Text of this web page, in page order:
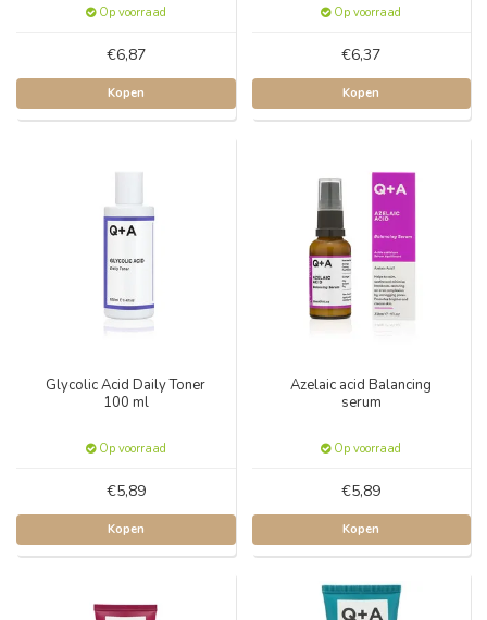
Op voorraad
€6,87
Kopen
Op voorraad
€6,37
Kopen
Glycolic Acid Daily Toner
100 ml
Op voorraad
€5,89
Kopen
Azelaic acid Balancing
serum
Op voorraad
€5,89
Kopen